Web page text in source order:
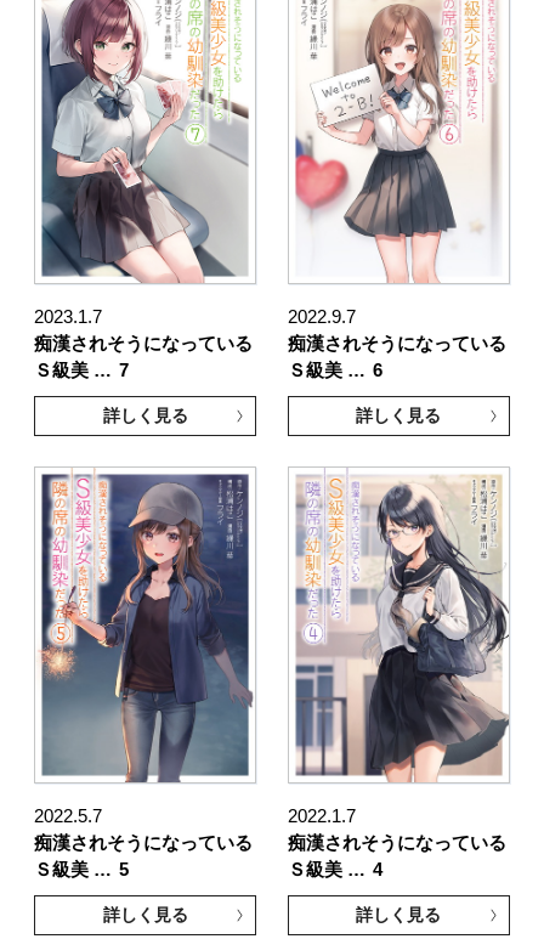
2023.1.7
痴漢されそうになっている
Ｓ級美 … 7
詳しく見る
2022.9.7
痴漢されそうになっている
Ｓ級美 … 6
詳しく見る
2022.5.7
痴漢されそうになっている
Ｓ級美 … 5
詳しく見る
2022.1.7
痴漢されそうになっている
Ｓ級美 … 4
詳しく見る